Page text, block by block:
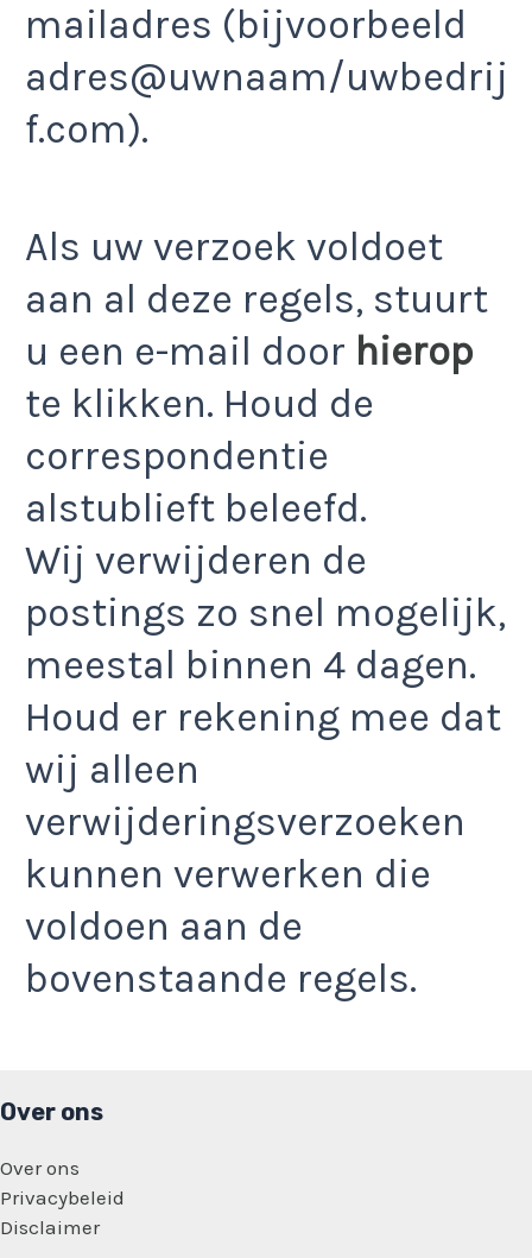
mailadres (bijvoorbeeld
adres@uwnaam/uwbedrij
f.com).
Als uw verzoek voldoet
aan al deze regels, stuurt
u een e-mail door hierop
te klikken. Houd de
correspondentie
alstublieft beleefd.
Wij verwijderen de
postings zo snel mogelijk,
meestal binnen 4 dagen.
Houd er rekening mee dat
wij alleen
verwijderingsverzoeken
kunnen verwerken die
voldoen aan de
bovenstaande regels.
Over ons
Over ons
Privacybeleid
Disclaimer